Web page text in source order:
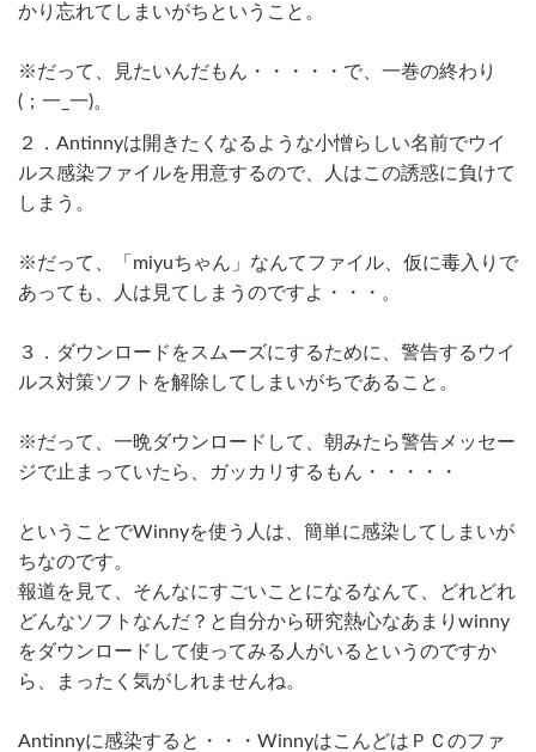
かり忘れてしまいがちということ。
※だって、見たいんだもん・・・・・で、一巻の終わり
(；一_一)。
２．Antinnyは開きたくなるような小憎らしい名前でウイ
ルス感染ファイルを用意するので、人はこの誘惑に負けて
しまう。
※だって、「miyuちゃん」なんてファイル、仮に毒入りで
あっても、人は見てしまうのですよ・・・。
３．ダウンロードをスムーズにするために、警告するウイ
ルス対策ソフトを解除してしまいがちであること。
※だって、一晩ダウンロードして、朝みたら警告メッセー
ジで止まっていたら、ガッカリするもん・・・・・
ということでWinnyを使う人は、簡単に感染してしまいが
ちなのです。
報道を見て、そんなにすごいことになるなんて、どれどれ
どんなソフトなんだ？と自分から研究熱心なあまりwinny
をダウンロードして使ってみる人がいるというのですか
ら、まったく気がしれませんね。
Antinnyに感染すると・・・WinnyはこんどはＰＣのファ